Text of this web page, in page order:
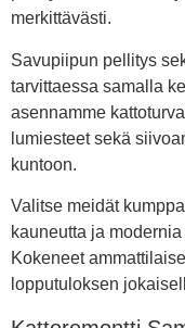
merkittävästi.
Savupiipun pellitys
tarvittaessa samalla
asennamme
lumiesteet sekä
kuntoon.
Valitse meidät
kauneutta ja
Kokeneet
lopputuloksen